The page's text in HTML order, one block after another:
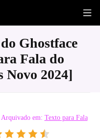
Ghostface
Fala do
Novo 2024]
em: Texto para Fala